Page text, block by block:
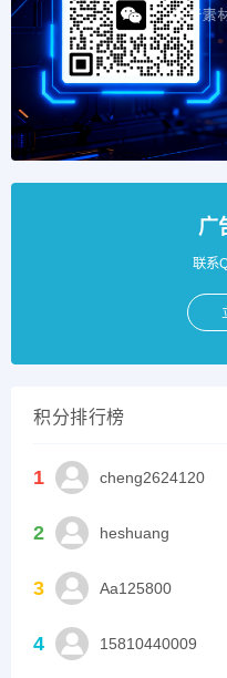
广
联系
积分排行榜
1 cheng2624120
2 heshuang
3 Aa125800
4 15810440009